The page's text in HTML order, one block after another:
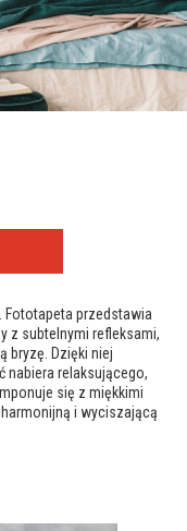
Fototapeta przedstawia
z subtelnymi refleksami,
bryzę. Dzięki niej
nabiera relaksującego,
się z miękkimi
i wyciszającą